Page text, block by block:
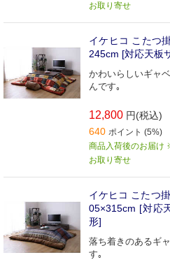
お取り寄せ
イケヒコ こたつ
245cm [対応天板
かわいらしいギャ
んです｡
12,800 円(税込)
640 ポイント (5%)
商品入荷後のお届け
お取り寄せ
イケヒコ こたつ
05×315cm [対応
形]
落ち着きのあるギ
す｡